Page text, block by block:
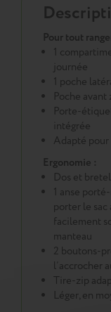
Pour tout
1
journée
1 poche
Poche avant
Porte-
intégrée
Adapté
Ergonomie :
Dos et
1 anse
porter le sac
facilement
manteau
2 boutons-
l’accrocher
Tire-zip
Léger, en